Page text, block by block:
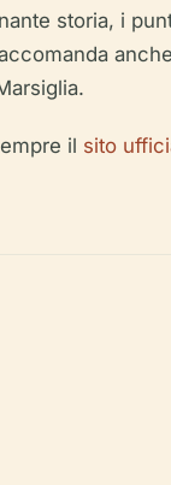
storia, i
il sito